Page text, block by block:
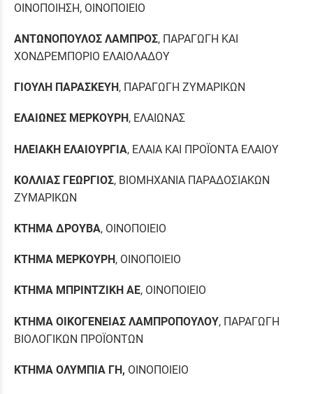
ΟΙΝΟΠΟΙΗΣΗ, ΟΙΝΟΠΟΙΕΙΟ
ΑΝΤΩΝΟΠΟΥΛΟΣ ΛΑΜΠΡΟΣ, ΠΑΡΑΓΩΓΗ ΚΑΙ
ΧΟΝΔΡΕΜΠΟΡΙΟ ΕΛΑΙΟΛΑΔΟΥ
ΓΙΟΥΛΗ ΠΑΡΑΣΚΕΥΗ , ΠΑΡΑΓΩΓΗ ΖΥΜΑΡΙΚΩΝ
ΕΛΑΙΩΝΕΣ ΜΕΡΚΟΥΡΗ , ΕΛΑΙΩΝΑΣ
ΗΛΕΙΑΚΗ ΕΛΑΙΟΥΡΓΙΑ, ΕΛΑΙΑ ΚΑΙ ΠΡΟΪΟΝΤΑ ΕΛΑΙΟΥ
ΚΟΛΛΙΑΣ ΓΕΩΡΓΙΟΣ, ΒΙΟΜΗΧΑΝΙΑ ΠΑΡΑΔΟΣΙΑΚΩΝ
ΖΥΜΑΡΙΚΩΝ
ΚΤΗΜΑ ΔΡΟΥΒΑ, ΟΙΝΟΠΟΙΕΙΟ
ΚΤΗΜΑ ΜΕΡΚΟΥΡΗ , ΟΙΝΟΠΟΙΕΙΟ
ΚΤΗΜΑ ΜΠΡΙΝΤΖΙΚΗ ΑΕ, ΟΙΝΟΠΟΙΕΙΟ
ΚΤΗΜΑ ΟΙΚΟΓΕΝΕΙΑΣ ΛΑΜΠΡΟΠΟΥΛΟΥ, ΠΑΡΑΓΩΓΗ
ΒΙΟΛΟΓΙΚΩΝ ΠΡΟΪΟΝΤΩΝ
ΚΤΗΜΑ ΟΛΥΜΠΙΑ ΓΗ, ΟΙΝΟΠΟΙΕΙΟ